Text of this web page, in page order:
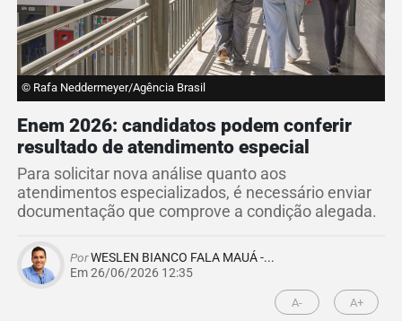
© Rafa Neddermeyer/Agência Brasil
Enem 2026: candidatos podem conferir
resultado de atendimento especial
Para solicitar nova análise quanto aos
atendimentos especializados, é necessário enviar
documentação que comprove a condição alegada.
PorWESLEN BIANCO FALA MAUÁ -...
Em 26/06/2026 12:35
A- A+